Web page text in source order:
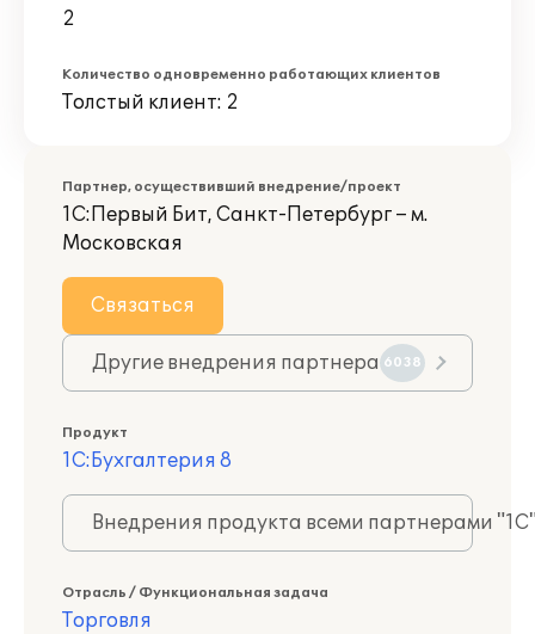
2
Количество одновременно работающих клиентов
Толстый клиент: 2
Партнер, осуществивший внедрение/проект
1С:Первый Бит, Санкт-Петербург – м.
Московская
Связаться
Другие внедрения партнера 6038
Продукт
1С:Бухгалтерия 8
Внедрения продукта всеми партнерами
Отрасль / Функциональная задача
Торговля